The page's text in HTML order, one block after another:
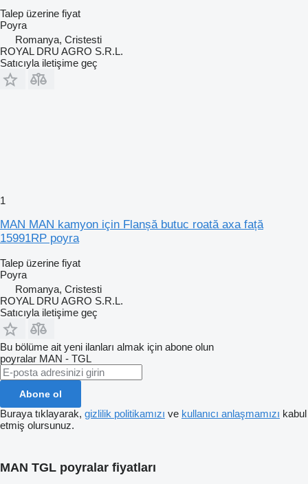
Talep üzerine fiyat
Poyra
Romanya, Cristesti
ROYAL DRU AGRO S.R.L.
Satıcıyla iletişime geç
1
MAN MAN kamyon için Flanșă butuc roată axa față
15991RP poyra
Talep üzerine fiyat
Poyra
Romanya, Cristesti
ROYAL DRU AGRO S.R.L.
Satıcıyla iletişime geç
Bu bölüme ait yeni ilanları almak için abone olun
poyralar MAN - TGL
Abone ol
Buraya tıklayarak, gizlilik politikamızı ve kullanıcı anlaşmamızı kabul
etmiş olursunuz.
MAN TGL poyralar fiyatları